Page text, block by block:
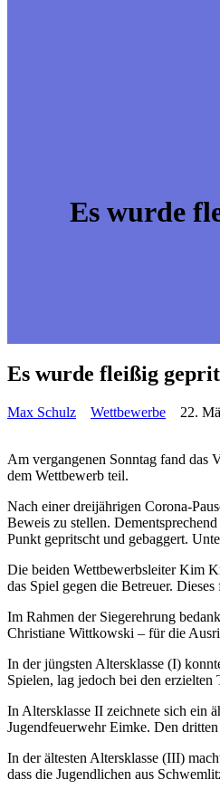
Es wurde
Es wurde fleißig
Max Schulz Wettbewerbe 22.
Am vergangenen Sonntag fand das
dem Wettbewerb teil.
Nach einer dreijährigen Corona-
Beweis zu stellen.
Punkt gepritscht und gebaggert.
Die beiden Wettbewerbsleiter Kim
das Spiel gegen die Betreuer.
Im Rahmen der Siegerehrung
Christiane Wittkowski – für die
In der jüngsten Altersklasse (I)
Spielen, lag jedoch bei den
In Altersklasse II zeichnete sich ein
Jugendfeuerwehr Eimke. Den
In der ältesten Altersklasse (III)
dass die Jugendlichen aus